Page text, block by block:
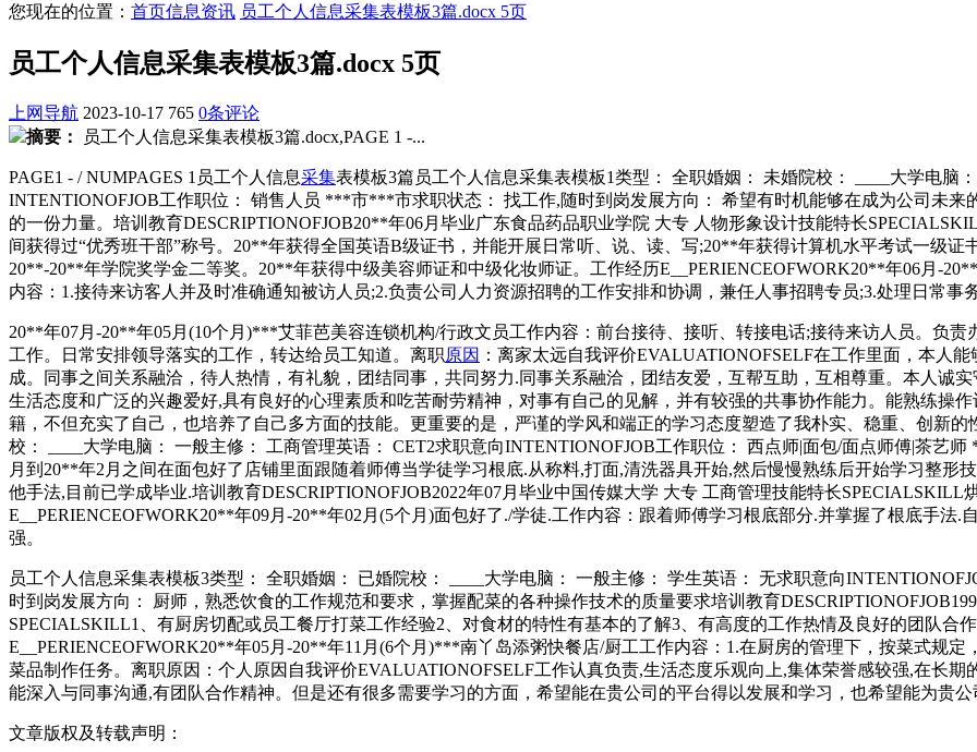
您现在的位置： 首页信息资讯 员工个人信息采集表模板3篇.docx 5页
员工个人信息采集表模板3篇.docx 5页
上网导航 2023-10-17 765 0条评论
摘要：
员工个人信息采集表模板3篇.docx,PAGE 1 -...
PAGE1 - / NUMPAGES 1员工个人信息采集表模板3篇员工个人信息采集表模板1类型： 全职婚姻： 未婚院校： ____大学电脑
INTENTIONOFJOB工作职位： 销售人员 ***市***市求职状态： 找工作,随时到岗发展方向： 希望有时机能够在成为公司未
的一份力量。培训教育DESCRIPTIONOFJOB20**年06月毕业广东食品药品职业学院 大专 人物形象设计技能特长
间获得过“优秀班干部”称号。20**年获得全国英语B级证书，并能开展日常听、说、读、写;20**年获得计算机水平考试一级证
20**-20**年学院奖学金二等奖。20**年获得中级美容师证和中级化妆师证。工作经历E__PERIENCEOFWORK20**年06月-
内容：1.接待来访客人并及时准确通知被访人员;2.负责公司人力资源招聘的工作安排和协调，兼任人事招聘专员;3.处理日常事
20**年07月-20**年05月(10个月)***艾菲芭美容连锁机构/行政文员工作内容：前台接待、接听、转接电话;接待来访人员。负
工作。日常安排领导落实的工作，转达给员工知道。离职原因 ：离家太远自我评价EVALUATIONOFSELF在工作里面，本人
成。同事之间关系融洽，待人热情，有礼貌，团结同事，共同努力.同事关系融洽，团结友爱，互帮互助，互相尊重。本人诚
生活态度和广泛的兴趣爱好,具有良好的心理素质和吃苦耐劳精神，对事有自己的见解，并有较强的共事协作能力。能熟练操
籍，不但充实了自己，也培养了自己多方面的技能。更重要的是，严谨的学风和端正的学习态度塑造了我朴实、稳重、创新
校： ____大学电脑： 一般主修： 工商管理英语： CET2求职意向INTENTIONOFJOB工作职位： 西点师|面包/面点师傅|茶
月到20**年2月之间在面包好了店铺里面跟随着师傅当学徒学习根底.从称料,打面,清洗器具开始,然后慢慢熟练后开始学习整形
他手法,目前已学成毕业.培训教育DESCRIPTIONOFJOB2022年07月毕业中国传媒大学 大专 工商管理技能特长SPECIALSKILL
E__PERIENCEOFWORK20**年09月-20**年02月(5个月)面包好了./学徒.工作内容：跟着师傅学习根底部分.并掌握了根底手法
强。
员工个人信息采集表模板3类型： 全职婚姻： 已婚院校： ____大学电脑： 一般主修： 学生英语： 无求职意向
时到岗发展方向： 厨师，熟悉饮食的工作规范和要求，掌握配菜的各种操作技术的质量要求培训教育
SPECIALSKILL1、有厨房切配或员工餐厅打菜工作经验2、对食材的特性有基本的了解3、有高度的工作热情及良好的团队合
E__PERIENCEOFWORK20**年05月-20**年11月(6个月)***南丫岛添粥快餐店/厨工工作内容：1.在厨房的管理下，按菜式规
菜品制作任务。离职原因：个人原因自我评价EVALUATIONOFSELF工作认真负责,生活态度乐观向上,集体荣誉感较强,在长
能深入与同事沟通,有团队合作精神。但是还有很多需要学习的方面，希望能在贵公司的平台得以发展和学习，也希望能为贵
文章版权及转载声明：